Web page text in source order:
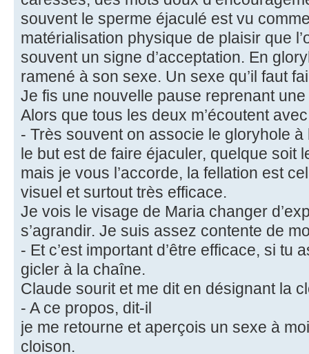
souvent le sperme éjaculé est vu
matérialisation physique de plaisir que
souvent un signe d’acceptation. En
ramené à son sexe. Un sexe qu’il faut
Je fis une nouvelle pause reprenant
Alors que tous les deux m’écoutent
- Très souvent on associe le gloryhole
le but est de faire éjaculer, quelque soit
mais je vous l’accorde, la fellation est
visuel et surtout très efficace.
Je vois le visage de Maria changer
s’agrandir. Je suis assez contente de
- Et c’est important d’être efficace, si tu
gicler à la chaîne.
Claude sourit et me dit en désignant la
- A ce propos, dit-il
je me retourne et aperçois un sexe à
cloison.